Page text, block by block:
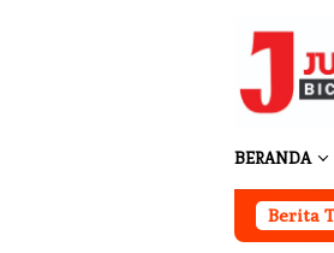
BERANDA
Berita
Koperasi Merah Putih Desa